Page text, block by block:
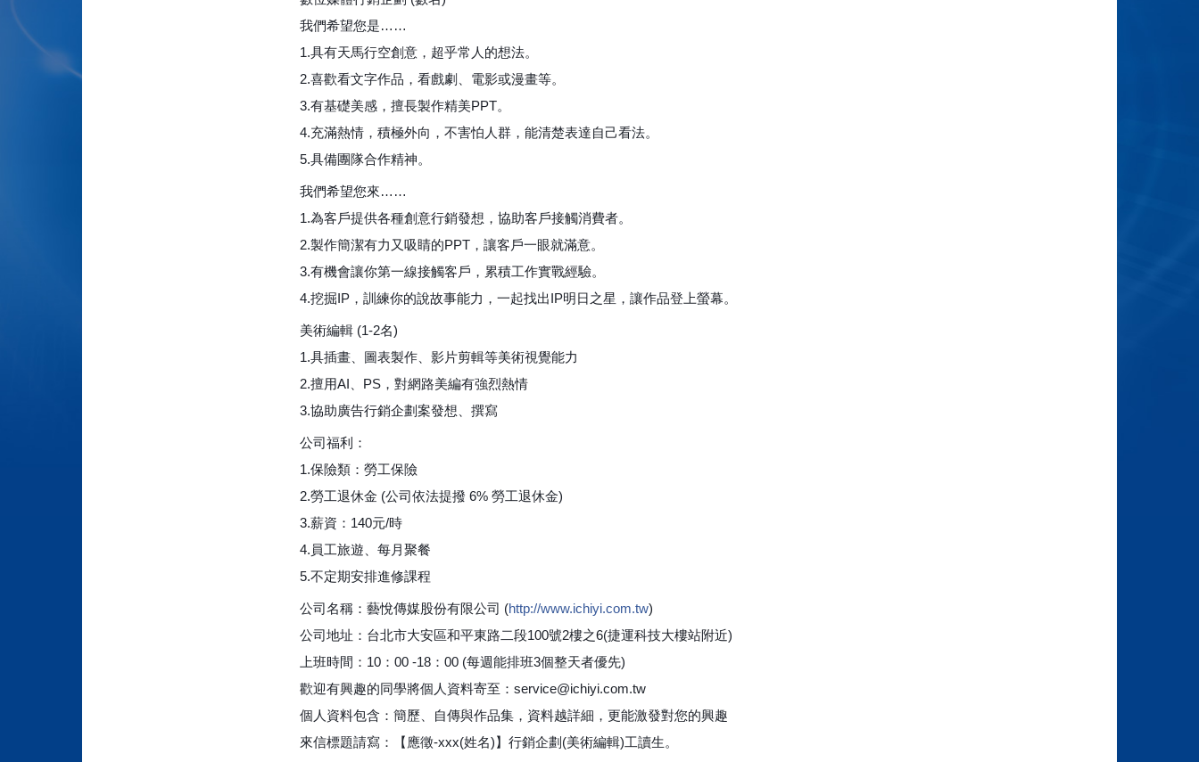
我們希望您是……
1.具有天馬行空創意，超乎常人的想法。
2.喜歡看文字作品，看戲劇、電影或漫畫等。
3.有基礎美感，擅長製作精美PPT。
4.充滿熱情，積極外向，不害怕人群，能清楚表達自己看法。
5.具備團隊合作精神。
我們希望您來……
1.為客戶提供各種創意行銷發想，協助客戶接觸消費者。
2.製作簡潔有力又吸睛的PPT，讓客戶一眼就滿意。
3.有機會讓你第一線接觸客戶，累積工作實戰經驗。
4.挖掘IP，訓練你的說故事能力，一起找出IP明日之星，讓作品登上螢幕。
美術編輯 (1-2名)
1.具插畫、圖表製作、影片剪輯等美術視覺能力
2.擅用AI、PS，對網路美編有強烈熱情
3.協助廣告行銷企劃案發想、撰寫
公司福利：
1.保險類：勞工保險
2.勞工退休金 (公司依法提撥 6% 勞工退休金)
3.薪資：140元/時
4.員工旅遊、每月聚餐
5.不定期安排進修課程
公司名稱：藝悅傳媒股份有限公司 (http://www.ichiyi.com.tw)
公司地址：台北市大安區和平東路二段100號2樓之6(捷運科技大樓站附近)
上班時間：10：00 -18：00 (每週能排班3個整天者優先)
歡迎有興趣的同學將個人資料寄至：service@ichiyi.com.tw
個人資料包含：簡歷、自傳與作品集，資料越詳細，更能激發對您的興趣
來信標題請寫：【應徵-xxx(姓名)】行銷企劃(美術編輯)工讀生。